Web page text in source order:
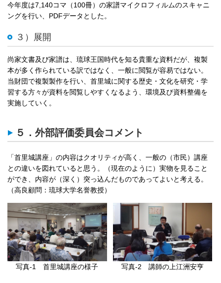
今年度は7,140コマ（100冊）の家譜マイクロフィルムのスキャニ
ングを行い、PDFデータとした。
３）展開
尚家文書及び家譜は、琉球王国時代を知る貴重な資料だが、複製
本が多く作られている訳ではなく、一般に閲覧が容易ではない。
当財団で複製製作を行い、首里城に関する歴史・文化を研究・学
習する方々が資料を閲覧しやすくなるよう、環境及び資料整備を
実施していく。
５．外部評価委員会コメント
「首里城講座」の内容はクオリティが高く、一般の（市民）講座
との違いを図れていると思う。（現在のように）実物を見ること
ができ、内容が（深く）突っ込んだものであってよいと考える。
（高良顧問：琉球大学名誉教授）
写真-1 首里城講座の様子 写真-2 講師の上江洲安亨